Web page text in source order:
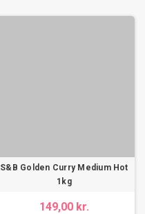
S&B Golden Curry Medium Hot
1kg
149,00 kr.